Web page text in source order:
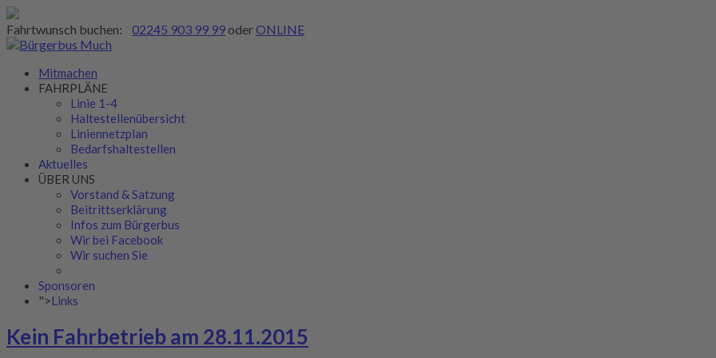
Fahrtwunsch buchen: 02245 903 99 99 oderONLINE
Mitmachen
FAHRPLÄNE
Linie 1-4
Haltestellenübersicht
Liniennetzplan
Bedarfshaltestellen
Aktuelles
ÜBER UNS
Vorstand & Satzung
Beitrittserklärung
Infos zum Bürgerbus
Wir bei Facebook
Wir suchen Sie
Sponsoren
">Links
Kein Fahrbetrieb am 28.11.2015